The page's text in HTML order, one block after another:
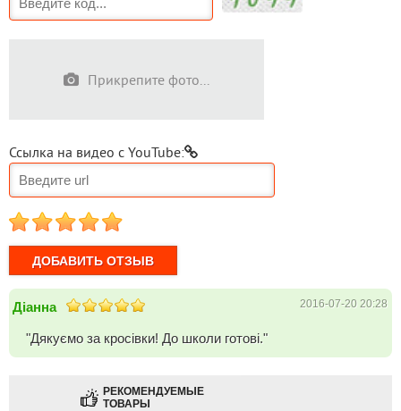
Прикрепите фото...
Ссылка на видео с YouTube:
1 2 3 4 5
Діанна 2016-07-20 20:28
"Дякуємо за кросівки! До школи готові."
РЕКОМЕНДУЕМЫЕ
ТОВАРЫ